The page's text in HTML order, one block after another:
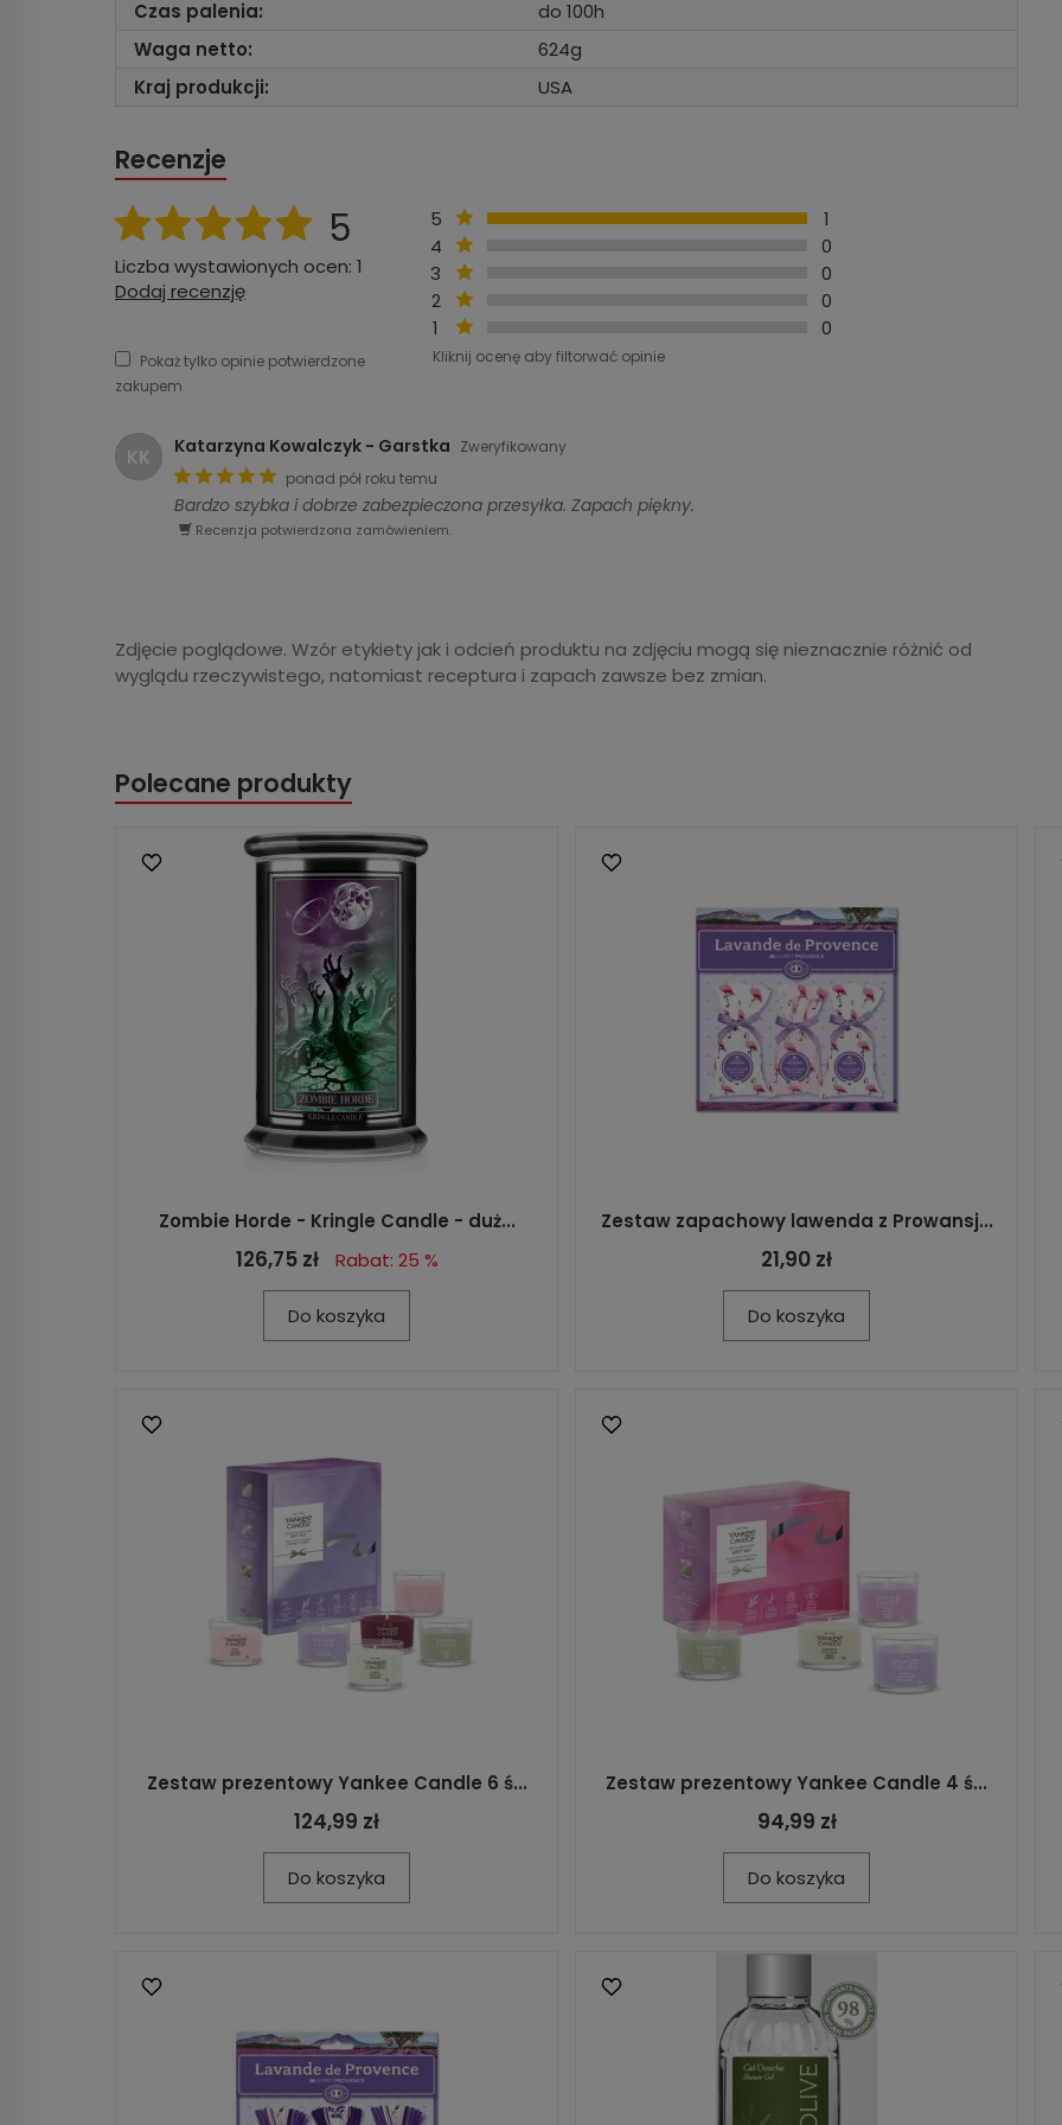
Czas palenia:
do 100h
Waga netto:
624g
Kraj produkcji:
USA
Recenzje
5
Liczba wystawionych ocen: 1
Dodaj recenzję
Pokaż tylko opinie potwierdzone
zakupem
5
1
4
0
3
0
2
0
1
0
Kliknij ocenę aby filtorwać opinie
KK Katarzyna Kowalczyk - Garstka Zweryfikowany
ponad pół roku temu
Bardzo szybka i dobrze zabezpieczona przesyłka. Zapach piękny.
Recenzja potwierdzona zamówieniem.
Zdjęcie poglądowe. Wzór etykiety jak i odcień produktu na zdjęciu mogą się nieznacznie różnić od
wyglądu rzeczywistego, natomiast receptura i zapach zawsze bez zmian.
Polecane produkty
Zombie Horde - Kringle Candle - duż...
126,75 zł Rabat: 25 %
Do koszyka
Zestaw zapachowy lawenda z Prowansj...
21,90 zł
Do koszyka
Zestaw prezentowy Yankee Candle 6 ś...
124,99 zł
Do koszyka
Zestaw prezentowy Yankee Candle 4 ś...
94,99 zł
Do koszyka